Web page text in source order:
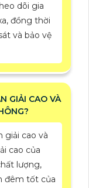
dõi gia
đồng thời
và bảo vệ
GIẢI CAO VÀ
giải cao và
cao của
lượng,
đêm tốt của